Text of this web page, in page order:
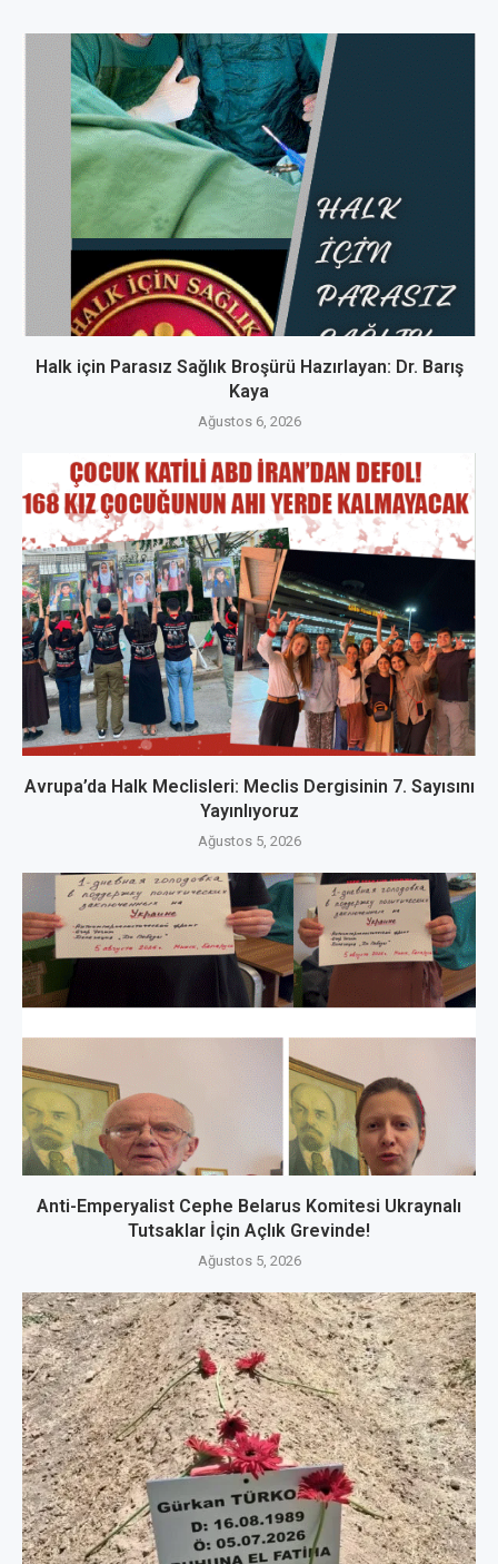
Halk için Parasız Sağlık Broşürü Hazırlayan: Dr. Barış
Kaya
Ağustos 6, 2026
Avrupa’da Halk Meclisleri: Meclis Dergisinin 7. Sayısını
Yayınlıyoruz
Ağustos 5, 2026
Anti-Emperyalist Cephe Belarus Komitesi Ukraynalı
Tutsaklar İçin Açlık Grevinde!
Ağustos 5, 2026